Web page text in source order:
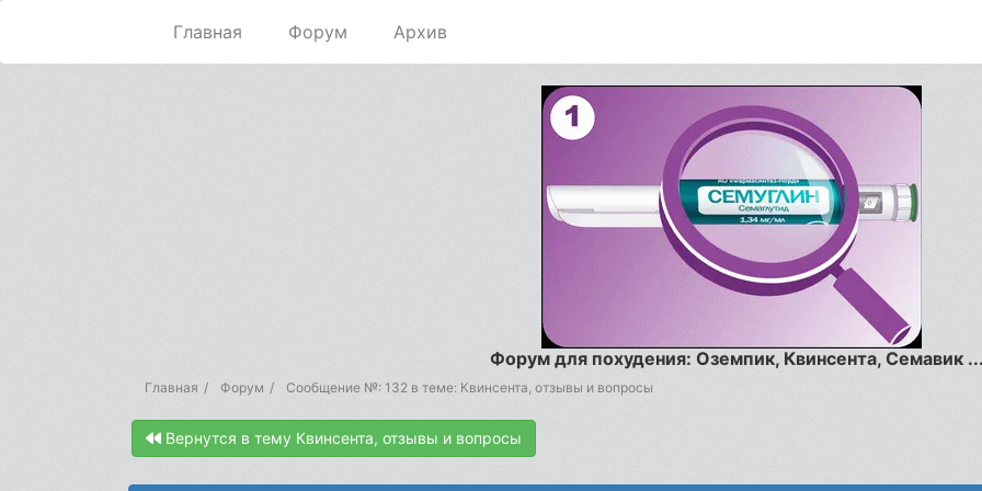
Главная Форум Архив
Форум для похудения: Оземпик, Квинсента, Семавик
Главная Форум Сообщение №: 132 в теме: Квинсента, отзывы и вопросы
Вернутся в тему Квинсента, отзывы и вопросы